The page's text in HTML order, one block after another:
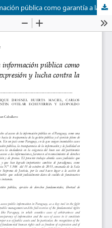
El derecho al acceso de la información pública como garantía a la libertad de expresión y lucha contra la corrupción.